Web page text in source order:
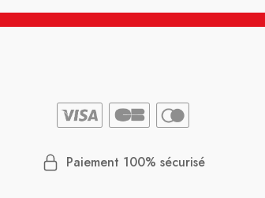
Paiement 100% sécurisé